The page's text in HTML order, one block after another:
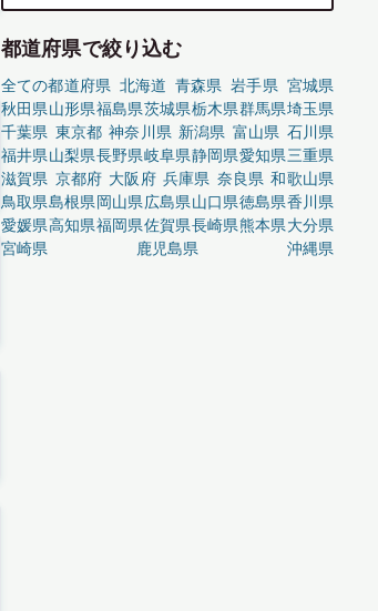
都道府県で絞り込む
全ての都道府県 北海道 青森県 岩手県 宮城県
秋田県山形県福島県茨城県栃木県群馬県埼玉県
千葉県 東京都 神奈川県 新潟県 富山県 石川県
福井県山梨県長野県岐阜県静岡県愛知県三重県
滋賀県 京都府 大阪府 兵庫県 奈良県 和歌山県
鳥取県島根県岡山県広島県山口県徳島県香川県
愛媛県高知県福岡県佐賀県長崎県熊本県大分県
宮崎県
鹿児島県 沖縄県